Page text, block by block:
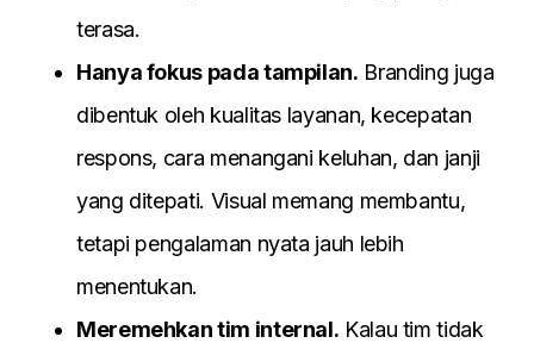
terasa.
Hanya fokus pada tampilan. Branding juga
dibentuk oleh kualitas layanan, kecepatan
respons, cara menangani keluhan, dan janji
yang ditepati. Visual memang membantu,
tetapi pengalaman nyata jauh lebih
menentukan.
Meremehkan tim internal. Kalau tim tidak